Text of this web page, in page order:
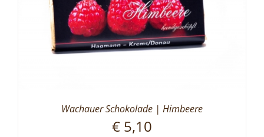
Wachauer Schokolade | Himbeere
€ 5,10